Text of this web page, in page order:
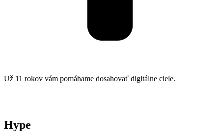
Už 11 rokov vám pomáhame dosahovať digitálne ciele.
Hype